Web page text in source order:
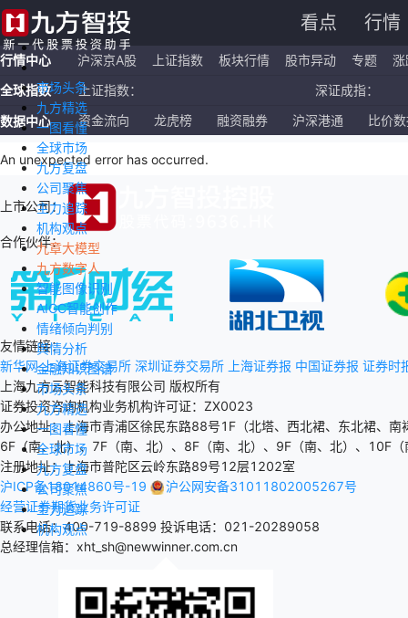
看点 行情
市场头条
九方精选
一图看懂
全球市场
九方复盘
公司聚焦
主力追踪
机构观点
九章大模型
九方数字人
智能图像识别
AIGC智能创作
情绪倾向判别
舆情分析
金融知识图谱
市场头条
九方精选
一图看懂
全球市场
九方复盘
公司聚焦
主力追踪
机构观点
行情中心 沪深京A股 上证指数 板块行情 股市异动 专题
涨
全球指数
上证指数：
深证成指：
恒生指数：
国企指数：
纳斯达克ETF：
数据中心 资金流向 龙虎榜 融资融券 沪深港通 比价
An unexpected error has occurred.
上市公司：
合作伙伴：
友情链接：
新华网 上海证券交易所 深圳证券交易所 上海证券报 中国证券报 证券时
上海九方云智能科技有限公司 版权所有
证券投资咨询机构业务机构许可证：ZX0023
办公地址：上海市青浦区徐民东路88号1F（北塔、西北裙、东北裙、
6F（南、北）、7F（南、北）、8F（南、北）、9F（南、北）、10F
注册地址：上海市普陀区云岭东路89号12层1202室
沪ICP备18014860号-19
沪公网安备31011802005267号
经营证券期货业务许可证
联系电话：400-719-8899 投诉电话：021-20289058
总经理信箱：xht_sh@newwinner.com.cn